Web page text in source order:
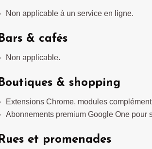
Non applicable à un service en ligne.
Bars & cafés
Non applicable.
Boutiques & shopping
Extensions Chrome, modules
Abonnements premium Google One pour
Rues et promenades